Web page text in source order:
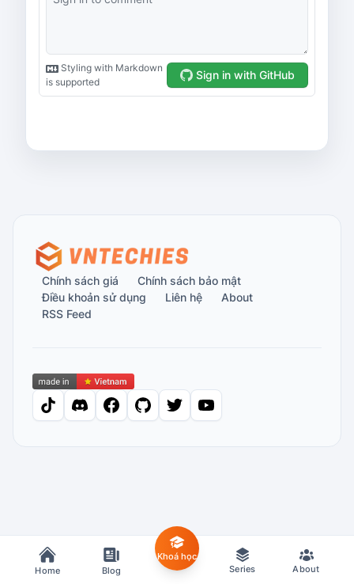
Chính sách giá
Chính sách bảo mật
Điều khoản sử dụng
Liên hệ
About
RSS Feed
tiktokdiscordfacebook
githubtwitteryoutube
Home Blog
Khoá học
Series
About